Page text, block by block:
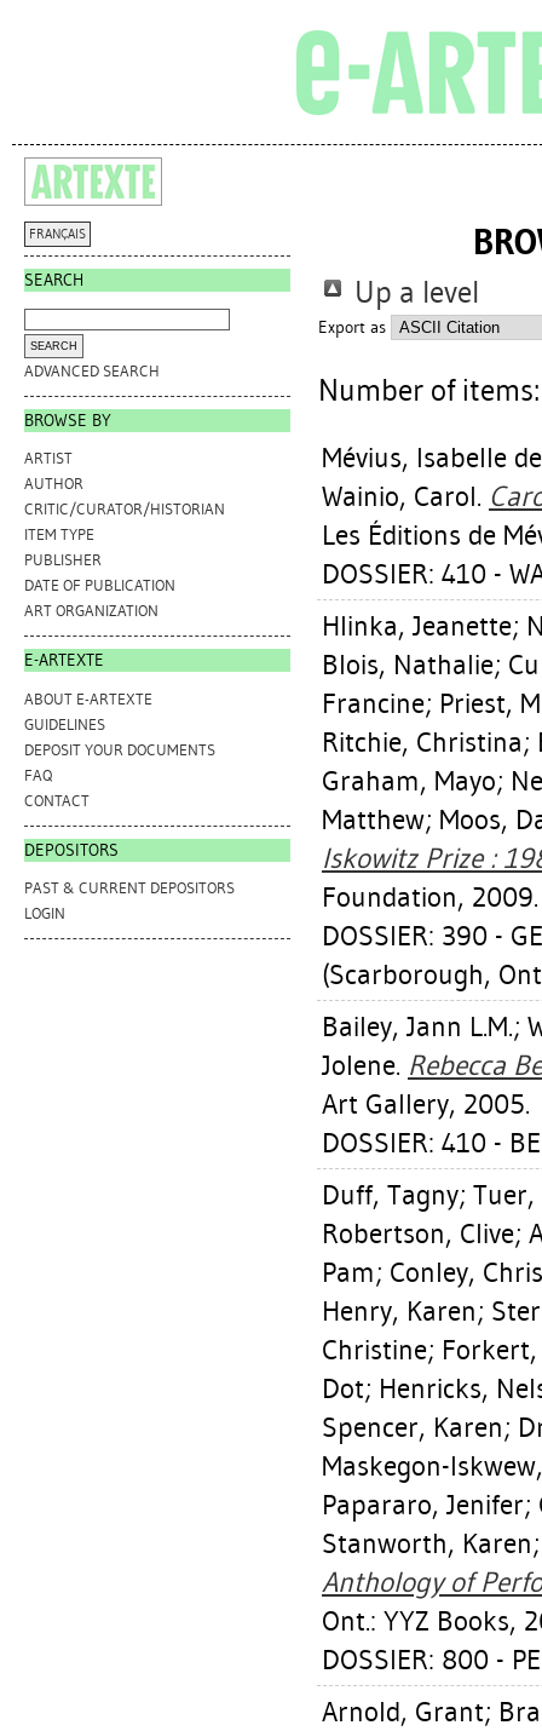
FRANÇAIS
SEARCH
ADVANCED SEARCH
BROWSE BY
ARTIST
AUTHOR
CRITIC/CURATOR/HISTORIAN
ITEM TYPE
PUBLISHER
DATE OF PUBLICATION
ART ORGANIZATION
E-ARTEXTE
ABOUT E-ARTEXTE
GUIDELINES
DEPOSIT YOUR DOCUMENTS
FAQ
CONTACT
DEPOSITORS
PAST & CURRENT DEPOSITORS
LOGIN
Up a level
Export as
Number of
Mévius, Isabelle de
Wainio, Carol.
Les Éditions de
DOSSIER: 410 -
Hlinka, Jeanette;
Blois, Nathalie;
Francine; Priest,
Ritchie, Christina;
Graham, Mayo;
Matthew; Moos,
Iskowitz Prize :
Foundation, 2009.
DOSSIER: 390 -
(Scarborough,
Bailey, Jann L.M.;
Jolene. Rebecca
Art Gallery, 2005.
DOSSIER: 410 -
Duff, Tagny; Tuer,
Robertson, Clive;
Pam; Conley,
Henry, Karen;
Christine;
Dot; Henricks,
Spencer, Karen;
Maskegon-
Papararo, Jenifer;
Stanworth, Karen
Anthology of
Ont.: YYZ Books,
DOSSIER: 800 -
Arnold, Grant;